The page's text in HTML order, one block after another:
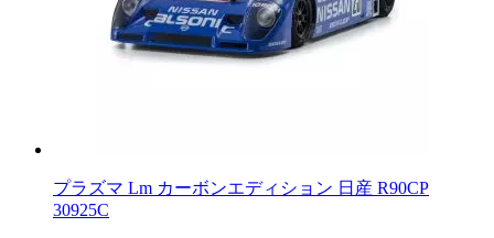
プラズマ Lm カーボンエディション 日産 R90CP
30925C